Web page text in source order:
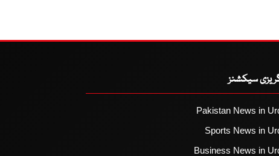
سیکشنز
Pakistan News in
Sports News in
Business News in